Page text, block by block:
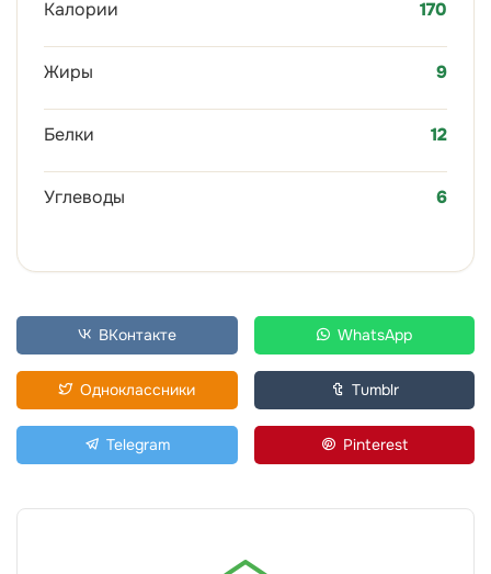
Калории 170
Жиры 9
Белки 12
Углеводы 6
ВКонтакте WhatsApp
Одноклассники Tumblr
Telegram Pinterest